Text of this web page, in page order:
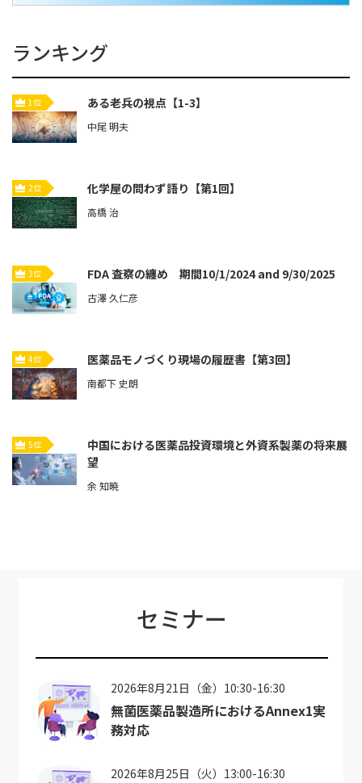
ランキング
1位 ある老兵の視点【1-3】
中尾 明夫
2位 化学屋の問わず語り【第1回】
高橋 治
3位 FDA 査察の纏め 期間10/1/2024 and 9/30/2025
古澤 久仁彦
4位 医薬品モノづくり現場の履歴書【第3回】
南都下 史朗
5位
中国における医薬品投資環境と外資系製薬の将来展
望
余 知暁
セミナー
2026年8月21日（金）10:30-16:30
無菌医薬品製造所におけるAnnex1実
務対応
2026年8月25日（火）13:00-16:30